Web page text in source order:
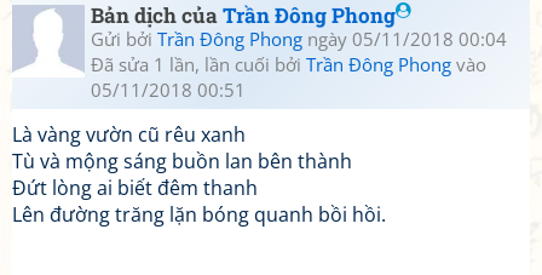
Bản dịch củaTrần Đông Phong
Gửi bởi Trần Đông Phong ngày 05/11/2018 00:04
Đã sửa 1 lần, lần cuối bởi Trần Đông Phong vào
05/11/2018 00:51
Là vàng vườn cũ rêu xanh
Tù và mộng sáng buồn lan bên thành
Đứt lòng ai biết đêm thanh
Lên đường trăng lặn bóng quanh bồi hồi.